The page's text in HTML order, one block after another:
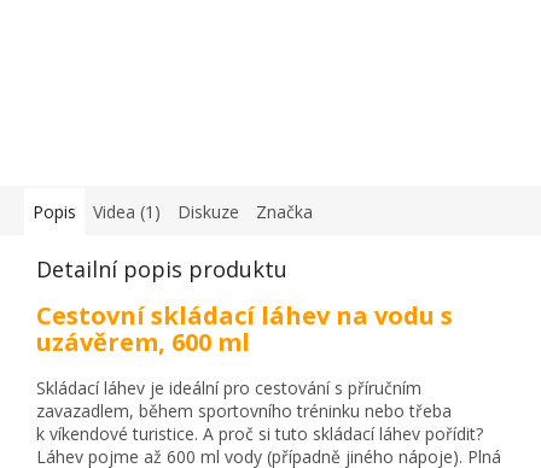
Popis Videa (1) Diskuze Značka
Detailní popis produktu
Cestovní skládací láhev na vodu s
uzávěrem, 600 ml
Skládací láhev je ideální pro cestování s příručním
zavazadlem, během sportovního tréninku nebo třeba
k víkendové turistice. A proč si tuto skládací láhev pořídit?
Láhev pojme až 600 ml vody (případně jiného nápoje). Plná